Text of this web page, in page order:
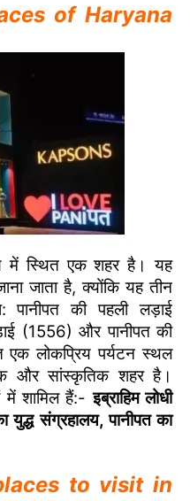
of Haryana
में स्थित एक शहर है। यह
जाता है, क्योंकि यह तीन
की पहली लड़ाई
(1556) और पानीपत की
एक लोकप्रिय पर्यटन स्थल
और सांस्कृतिक शहर है।
में शामिल हैं:-इब्राहिम लोधी
युद्ध संग्रहालय, पानीपत का
to visit in